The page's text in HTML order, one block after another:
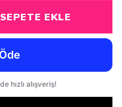
SEPETE EKLE